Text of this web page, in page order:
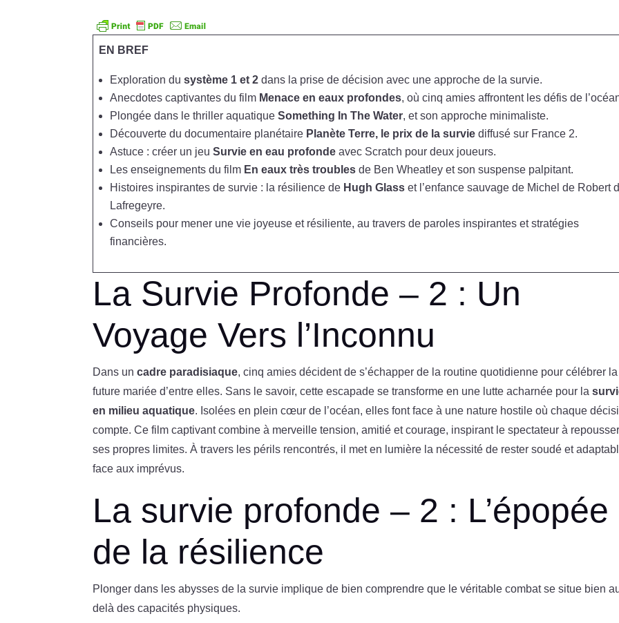
EN BREF
Exploration dusystème 1 et 2 dans la prise de décision avec une approche de la survie.
Anecdotes captivantes du film Menace en eaux profondes, où cinq amies affrontent les défis de
Plongée dans le thriller aquatiqueSomething In The Water, et son approche minimaliste.
Découverte du documentaire planétaire Planète Terre, le prix de la survie diffusé sur France 2.
Astuce : créer un jeuSurvie en eau profonde avec Scratch pour deux joueurs.
Les enseignements du film En eaux très troubles de Ben Wheatley et son suspense palpitant.
Histoires inspirantes de survie : la résilience de Hugh Glass et l’enfance sauvage de Michel de Robert
Lafregeyre.
Conseils pour mener une vie joyeuse et résiliente, au travers de paroles inspirantes et stratégies
financières.
La Survie Profonde – 2 : Un
Voyage Vers l’Inconnu
Dans uncadre paradisiaque, cinq amies décident de s’échapper de la routine quotidienne pour célébrer la
future mariée d’entre elles. Sans le savoir, cette escapade se transforme en une lutte acharnée pour la
en milieu aquatique. Isolées en plein cœur de l’océan, elles font face à une nature hostile où chaque
compte. Ce film captivant combine à merveille tension, amitié et courage, inspirant le spectateur à repousser
ses propres limites. À travers les périls rencontrés, il met en lumière la nécessité de rester soudé et
face aux imprévus.
La survie profonde – 2 : L’épopée
de la résilience
Plonger dans les abysses de la survie implique de bien comprendre que le véritable combat se situe bien
delà des capacités physiques.